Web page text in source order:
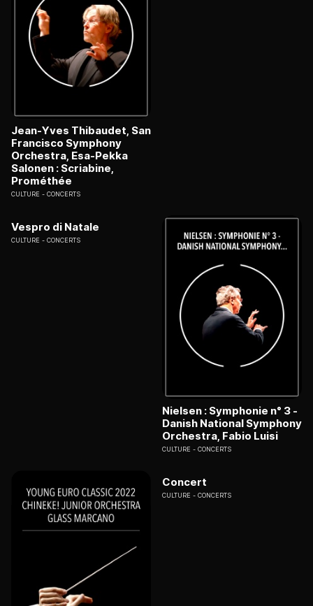
Jean-Yves Thibaudet, San
Francisco Symphony
Orchestra, Esa-Pekka
Salonen : Scriabine,
Prométhée
CULTURE CONCERTS
Vespro di Natale
CULTURE CONCERTS
Nielsen : Symphonie n° 3 -
Danish National Symphony
Orchestra, Fabio Luisi
CULTURE CONCERTS
Concert
CULTURE CONCERTS